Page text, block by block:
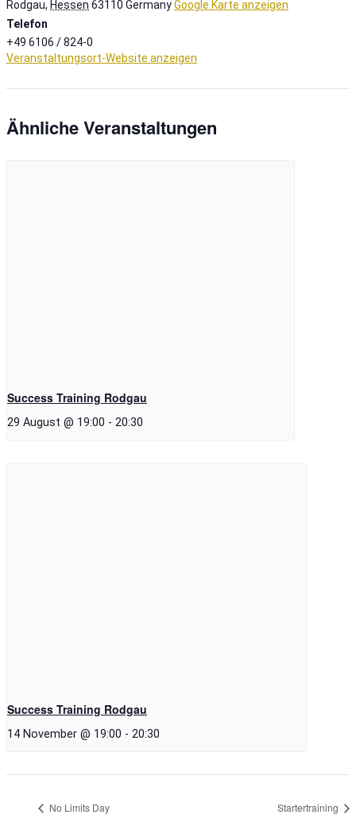
Rodgau, Hessen 63110 GermanyGoogle Karte anzeigen
Telefon
+49 6106 / 824-0
Veranstaltungsort-Website anzeigen
Ähnliche Veranstaltungen
Success Training Rodgau
29 August @ 19:00 - 20:30
Success Training Rodgau
14 November @ 19:00 - 20:30
No Limits Day Startertraining